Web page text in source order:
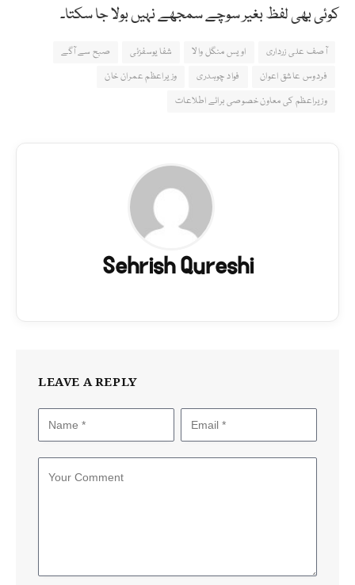
کوئی بھی لفظ بغیر سوچے سمجھے نہیں بولا جا سکتا۔
آصف علی زرداری اویس منگل والا شفا یوسفزئی
صبح سے آگے
فردوس عاشق اعوان
فواد چوہدری
وزیراعظم عمران خان
وزیراعظم کی معاون خصوصی برائے اطلاعات
Sehrish Qureshi
LEAVE A REPLY